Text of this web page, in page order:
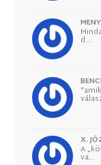
d…
X.
A
va…